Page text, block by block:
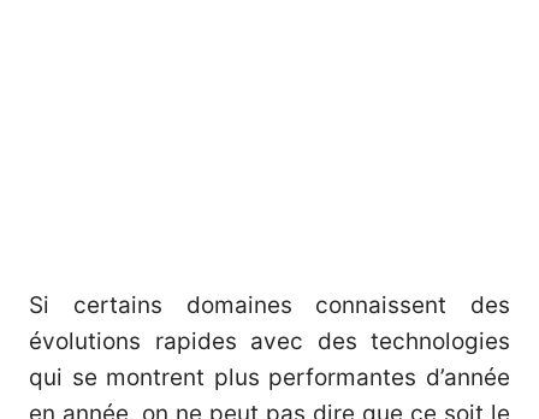
Si certains domaines connaissent des
évolutions rapides avec des technologies
qui se montrent plus performantes d’année